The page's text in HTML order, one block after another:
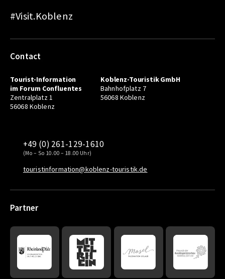
#Visit.Koblenz
Contact
Tourist-Information
im Forum Confluentes
Zentralplatz 1
56068 Koblenz
Koblenz-Touristik GmbH
Bahnhofplatz 7
56068 Koblenz
+49 (0) 261-129-1610
(Mo – So 10.00 – 18.00 Uhr)
touristinformation@koblenz-touristik.de
Partner